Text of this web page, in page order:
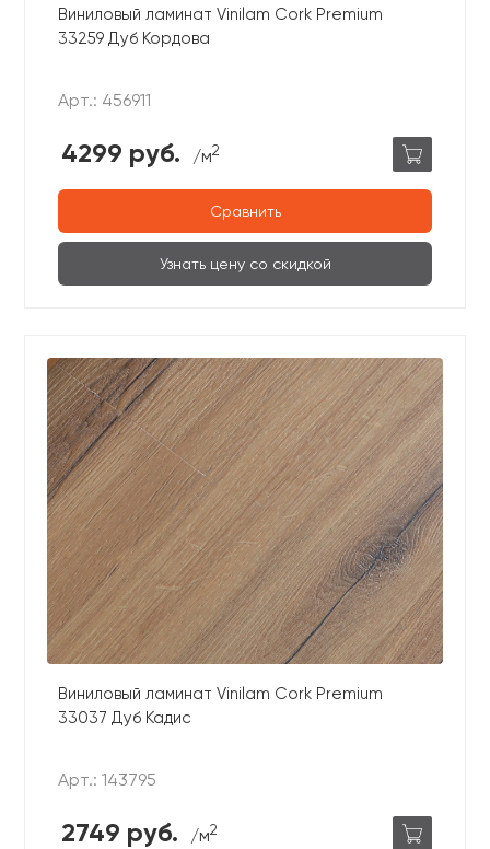
Виниловый ламинат Vinilam Cork Premium
33259 Дуб Кордова
Арт.: 456911
4299 руб. /м2
Сравнить
Узнать цену со скидкой
Виниловый ламинат Vinilam Cork Premium
33037 Дуб Кадис
Арт.: 143795
2749 руб. /м2